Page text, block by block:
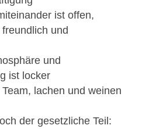
ist offen,
und
und
ist locker
lachen und weinen
der gesetzliche Teil: